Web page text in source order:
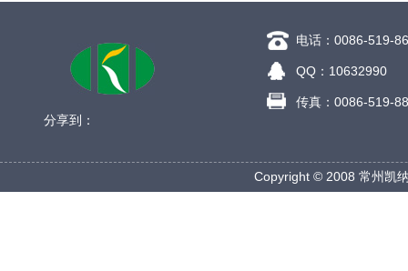
分享到：
电话：0086-519-
QQ：10632990
传真：0086-519-
Copyright © 2008 常州凯